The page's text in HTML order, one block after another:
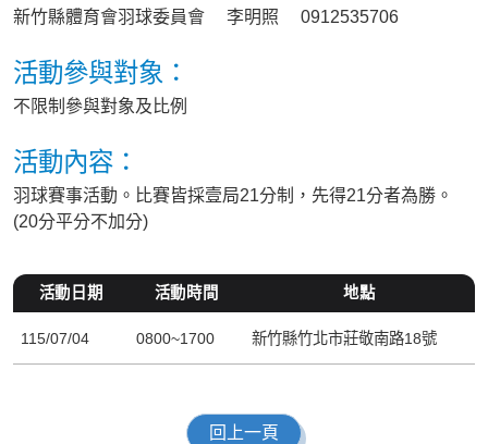
新竹縣體育會羽球委員會 李明照 0912535706
活動參與對象：
不限制參與對象及比例
活動內容：
羽球賽事活動。比賽皆採壹局21分制，先得21分者為勝。
(20分平分不加分)
活動日期 活動時間 地點
115/07/04 0800~1700 新竹縣竹北市莊敬南路18號
回上一頁